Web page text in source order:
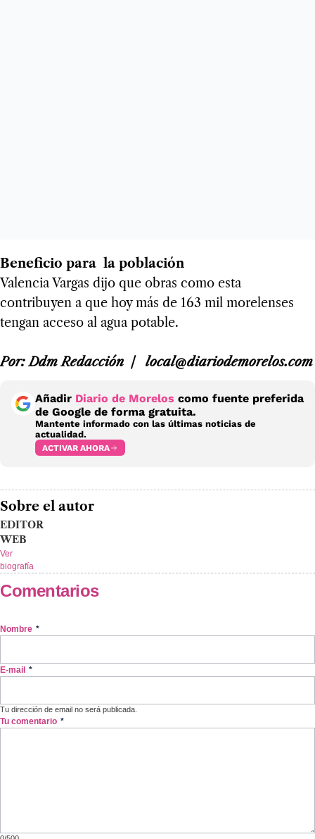
Beneficio para la población
Valencia Vargas dijo que obras como esta
contribuyen a que hoy más de 163 mil morelenses
tengan acceso al agua potable.
Por: Ddm Redacción / local@diariodemorelos.com
Añadir Diario de Morelos como fuente preferida
de Google de forma gratuita.
Mantente informado con las últimas noticias de
actualidad.
ACTIVAR AHORA
Sobre el autor
EDITOR
WEB
Ver
biografía
Comentarios
Nombre *
E-mail *
Tu dirección de email no será publicada.
Tu comentario *